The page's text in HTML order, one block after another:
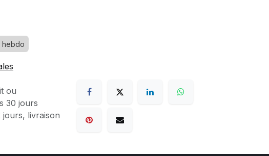
hebdo
ou
30 jours
jours, livraison